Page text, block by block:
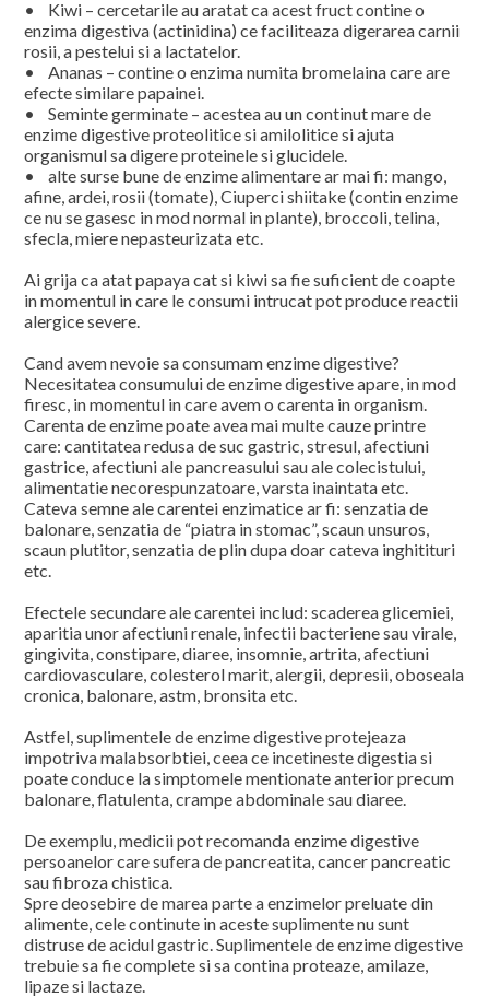
• Kiwi – cercetarile au aratat ca acest fruct contine o
enzima digestiva (actinidina) ce faciliteaza digerarea carnii
rosii, a pestelui si a lactatelor.
• Ananas – contine o enzima numita bromelaina care are
efecte similare papainei.
• Seminte germinate – acestea au un continut mare de
enzime digestive proteolitice si amilolitice si ajuta
organismul sa digere proteinele si glucidele.
• alte surse bune de enzime alimentare ar mai fi: mango,
afine, ardei, rosii (tomate), Ciuperci shiitake (contin enzime
ce nu se gasesc in mod normal in plante), broccoli, telina,
sfecla, miere nepasteurizata etc.
Ai grija ca atat papaya cat si kiwi sa fie suficient de coapte
in momentul in care le consumi intrucat pot produce reactii
alergice severe.
Cand avem nevoie sa consumam enzime digestive?
Necesitatea consumului de enzime digestive apare, in mod
firesc, in momentul in care avem o carenta in organism.
Carenta de enzime poate avea mai multe cauze printre
care: cantitatea redusa de suc gastric, stresul, afectiuni
gastrice, afectiuni ale pancreasului sau ale colecistului,
alimentatie necorespunzatoare, varsta inaintata etc.
Cateva semne ale carentei enzimatice ar fi: senzatia de
balonare, senzatia de “piatra in stomac”, scaun unsuros,
scaun plutitor, senzatia de plin dupa doar cateva inghitituri
etc.
Efectele secundare ale carentei includ: scaderea glicemiei,
aparitia unor afectiuni renale, infectii bacteriene sau virale,
gingivita, constipare, diaree, insomnie, artrita, afectiuni
cardiovasculare, colesterol marit, alergii, depresii, oboseala
cronica, balonare, astm, bronsita etc.
Astfel, suplimentele de enzime digestive protejeaza
impotriva malabsorbtiei, ceea ce incetineste digestia si
poate conduce la simptomele mentionate anterior precum
balonare, flatulenta, crampe abdominale sau diaree.
De exemplu, medicii pot recomanda enzime digestive
persoanelor care sufera de pancreatita, cancer pancreatic
sau fibroza chistica.
Spre deosebire de marea parte a enzimelor preluate din
alimente, cele continute in aceste suplimente nu sunt
distruse de acidul gastric. Suplimentele de enzime digestive
trebuie sa fie complete si sa contina proteaze, amilaze,
lipaze si lactaze.